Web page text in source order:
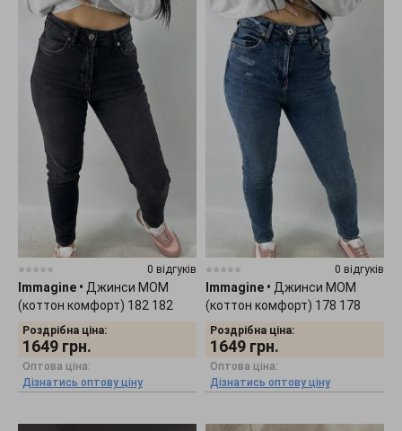
0 відгуків
Immagine • Джинси МОМ
(коттон комфорт) 182 182
Роздрібна ціна:
1649 грн.
Оптова ціна:
Дізнатись оптову ціну
0 відгуків
Immagine • Джинси МОМ
(коттон комфорт) 178 178
Роздрібна ціна:
1649 грн.
Оптова ціна:
Дізнатись оптову ціну